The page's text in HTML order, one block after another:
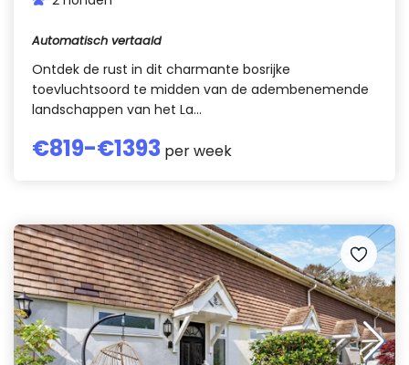
Automatisch vertaald
Ontdek de rust in dit charmante bosrijke
toevluchtsoord te midden van de adembenemende
landschappen van het La...
€819-€1393 per week